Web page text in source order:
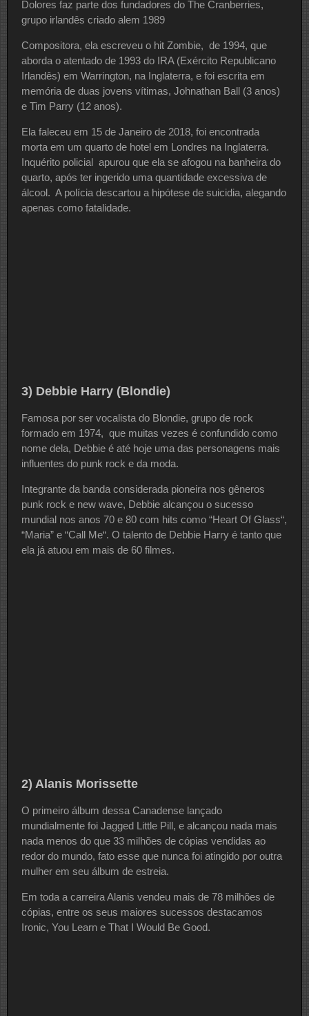
Dolores faz parte dos fundadores do The Cranberries,
grupo irlandês criado alem 1989
Compositora, ela escreveu o hit Zombie, de 1994, que
aborda o atentado de 1993 do IRA (Exército Republicano
Irlandês) em Warrington, na Inglaterra, e foi escrita em
memória de duas jovens vítimas, Johnathan Ball (3 anos)
e Tim Parry (12 anos).
Ela faleceu em 15 de Janeiro de 2018, foi encontrada
morta em um quarto de hotel em Londres na Inglaterra.
Inquérito policial apurou que ela se afogou na banheira do
quarto, após ter ingerido uma quantidade excessiva de
álcool. A polícia descartou a hipótese de suicidia, alegando
apenas como fatalidade.
3) Debbie Harry (Blondie)
Famosa por ser vocalista do Blondie, grupo de rock
formado em 1974, que muitas vezes é confundido como
nome dela, Debbie é até hoje uma das personagens mais
influentes do punk rock e da moda.
Integrante da banda considerada pioneira nos gêneros
punk rock e new wave, Debbie alcançou o sucesso
mundial nos anos 70 e 80 com hits como “Heart Of Glass“,
“Maria” e “Call Me“. O talento de Debbie Harry é tanto que
ela já atuou em mais de 60 filmes.
2) Alanis Morissette
O primeiro álbum dessa Canadense lançado
mundialmente foi Jagged Little Pill, e alcançou nada mais
nada menos do que 33 milhões de cópias vendidas ao
redor do mundo, fato esse que nunca foi atingido por outra
mulher em seu álbum de estreia.
Em toda a carreira Alanis vendeu mais de 78 milhões de
cópias, entre os seus maiores sucessos destacamos
Ironic, You Learn e That I Would Be Good.